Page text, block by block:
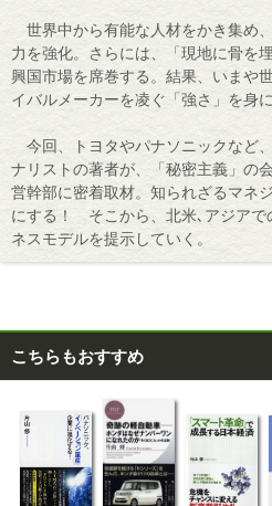
世界中から有能な人材をかき集め
力を強化。さらには、「現地に骨を
興国市場を席巻する。結果、いまや
イバルメーカーを凌ぐ「強さ」を身
今回、トヨタやパナソニックなど
ナリストの著者が、「秘密主義」の
営幹部に密着取材。知られざるマネ
にする！ そこから、北米､アジアで
ネスモデルを提示していく。
こちらもおすすめ